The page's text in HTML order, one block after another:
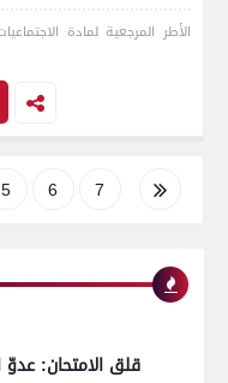
الأطر المرجعية لمادة
5 6
7
😓قلق الامتحان: